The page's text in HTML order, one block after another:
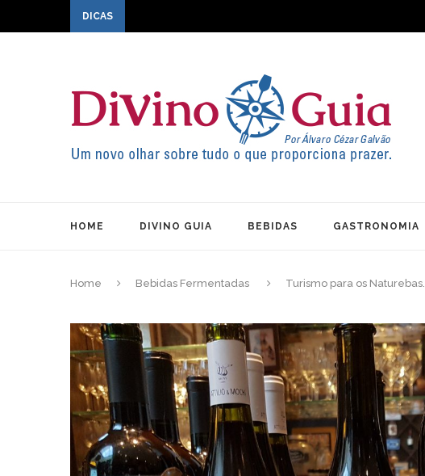
DICAS
HOME DIVINO GUIA BEBIDAS GASTRONOMIA
Home Bebidas Fermentadas Turismo para os Naturebas.